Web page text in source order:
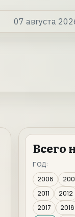
07 августа
Всего
ГОД:
2006
2011
2012
2017
2018